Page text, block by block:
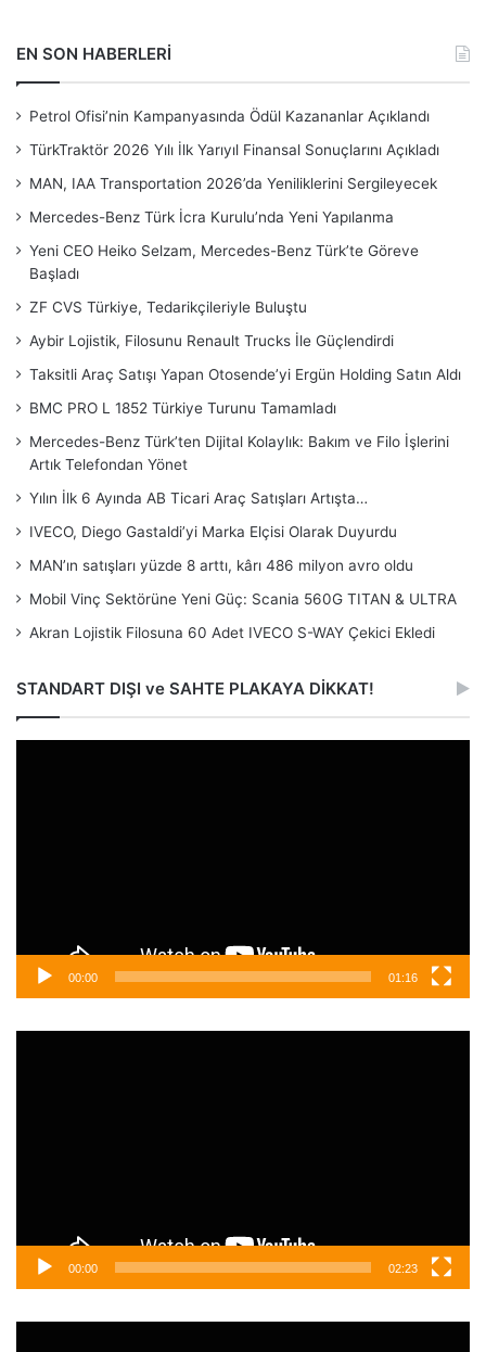
EN SON HABERLERİ
Petrol Ofisi’nin Kampanyasında Ödül Kazananlar Açıklandı
TürkTraktör 2026 Yılı İlk Yarıyıl Finansal Sonuçlarını Açıkladı
MAN, IAA Transportation 2026’da Yeniliklerini Sergileyecek
Mercedes-Benz Türk İcra Kurulu’nda Yeni Yapılanma
Yeni CEO Heiko Selzam, Mercedes-Benz Türk’te Göreve
Başladı
ZF CVS Türkiye, Tedarikçileriyle Buluştu
Aybir Lojistik, Filosunu Renault Trucks İle Güçlendirdi
Taksitli Araç Satışı Yapan Otosende’yi Ergün Holding Satın Aldı
BMC PRO L 1852 Türkiye Turunu Tamamladı
Mercedes-Benz Türk’ten Dijital Kolaylık: Bakım ve Filo İşlerini
Artık Telefondan Yönet
Yılın İlk 6 Ayında AB Ticari Araç Satışları Artışta…
IVECO, Diego Gastaldi’yi Marka Elçisi Olarak Duyurdu
MAN’ın satışları yüzde 8 arttı, kârı 486 milyon avro oldu
Mobil Vinç Sektörüne Yeni Güç: Scania 560G TITAN & ULTRA
Akran Lojistik Filosuna 60 Adet IVECO S-WAY Çekici Ekledi
STANDART DIŞI ve SAHTE PLAKAYA DİKKAT!
00:00 01:16
00:00 02:23